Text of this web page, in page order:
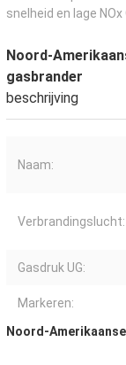
snelheid en lage
Noord-
gasbrander
beschrijving
Naam:
Verbrandingslucht:
Gasdruk UG:
Markeren:
Noord-